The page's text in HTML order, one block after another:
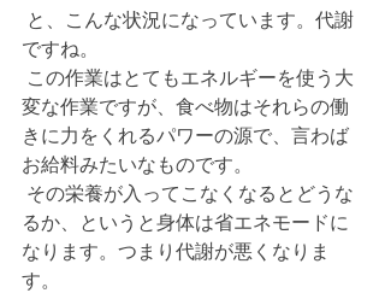
ですね。
変な作業ですが、食べ物はそれらの働
きに力をくれるパワーの源で、言わば
お給料みたいなものです。
るか、というと身体は省エネモードに
なります。つまり代謝が悪くなりま
す。